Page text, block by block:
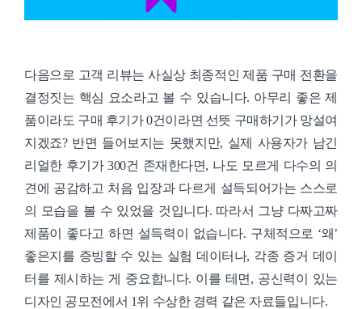
다음으로 고객 리뷰는 사실상 최종적인 제품 구매 전환을
결정짓는 핵심 요소라고 볼 수 있습니다. 아무리 좋은 제
품이라도 구매 후기가 0건이라면 선뜻 구매하기가 망설여
지겠죠? 반면 들어보지는 못했지만, 실제 사용자가 남긴
리얼한 후기가 300건 존재한다면, 나도 모르게 다수의 의
견에 공감하고 처음 입장과 다르게 설득되어가는 스스로
의 모습을 볼 수 있었을 것입니다. 따라서 그냥 다짜고짜
제품이 좋다고 하면 설득력이 없습니다. 구체적으로 ‘왜’
좋은지를 증빙할 수 있는 실험 데이터나, 각종 증거 데이
터를 제시하는 게 중요합니다. 이를 테면, 공신력이 있는
디자인 공모전에서 1위 수상한 경력 같은 자료들입니다.